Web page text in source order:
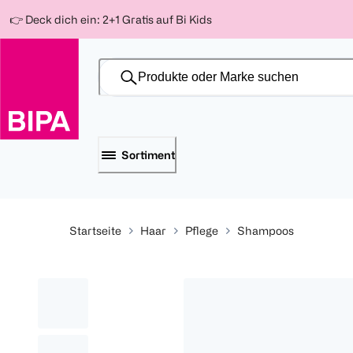
-10%
Für
150 Ös
-15%
Für
300 Ös
-20%
Für
500 Ös
zum
👉 Deck dich ein: 2+1 Gratis auf Bi Kids
Sortiment
Startseite Haar Pflege Shampoos